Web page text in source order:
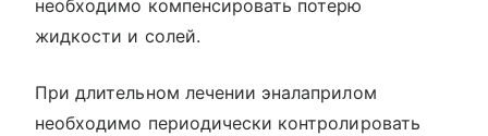
необходимо компенсировать потерю
жидкости и солей.
При длительном лечении эналаприлом
необходимо периодически контролировать